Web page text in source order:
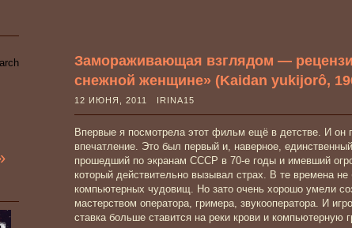
Замораживающая взглядом —
снежной женщине» (Kaidan yukijorô,
12 ИЮНЯ, 2011 IRINA15
Впервые я посмотрела этот фильм ещё в детстве. И он
впечатление. Это был первый и, наверное,
прошедший по экранам СССР в 70-е годы и имевший
который действительно вызывал страх. В те времена
компьютерных чудовищ. Но зато очень хорошо умели
мастерством оператора, гримера, звукооператора. И
ставка больше ставится на реки крови и компьютерную